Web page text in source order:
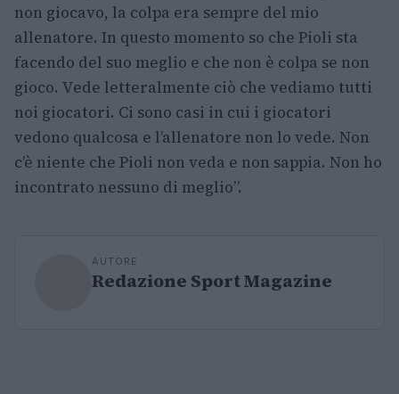
non giocavo, la colpa era sempre del mio
allenatore. In questo momento so che Pioli sta
facendo del suo meglio e che non è colpa se non
gioco. Vede letteralmente ciò che vediamo tutti
noi giocatori. Ci sono casi in cui i giocatori
vedono qualcosa e l’allenatore non lo vede. Non
c’è niente che Pioli non veda e non sappia. Non ho
incontrato nessuno di meglio”.
AUTORE
Redazione Sport Magazine